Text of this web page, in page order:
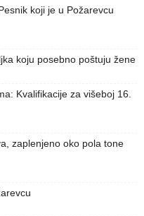
koji je u Požarevcu
koju posebno poštuju žene
Kvalifikacije za višeboj 16.
zaplenjeno oko pola tone